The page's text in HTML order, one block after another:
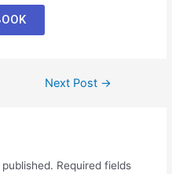
Next Post →
Required fields